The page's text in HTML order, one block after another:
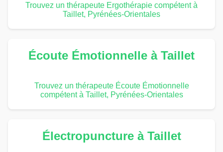
Trouvez un thérapeute Ergothérapie compétent à
Taillet, Pyrénées-Orientales
Écoute Émotionnelle à Taillet
Trouvez un thérapeute Écoute Émotionnelle
compétent à Taillet, Pyrénées-Orientales
Électropuncture à Taillet